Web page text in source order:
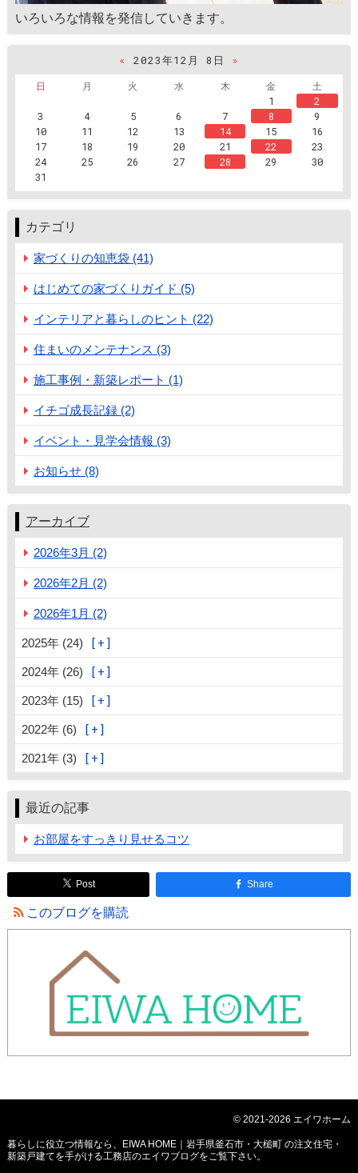
いろいろな情報を発信していきます。
« 2023年12月 8日
»
日
月 火 水 木 金
土
1
2
3
4 5 6 7 8
9
10
11 12 13 14 15
16
17
18 19 20 21 22
23
24
25 26 27 28 29
30
31
カテゴリ
家づくりの知恵袋 (41)
はじめての家づくりガイド (5)
インテリアと暮らしのヒント (22)
住まいのメンテナンス (3)
施工事例・新築レポート (1)
イチゴ成長記録 (2)
イベント・見学会情報 (3)
お知らせ (8)
アーカイブ
2026年3月 (2)
2026年2月 (2)
2026年1月 (2)
2025年 (24)
2024年 (26)
2023年 (15)
2022年 (6)
2021年 (3)
最近の記事
お部屋をすっきり見せるコツ
Post Share
このブログを購読
© 2021-2026 エイワホーム
暮らしに役立つ情報なら、 EIWA HOME｜岩手県釜石市・大槌町 の注文住宅・
新築戸建てを手がける工務店のエイワブログをご覧下さい。